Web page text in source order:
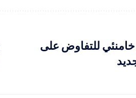
للتفاوض على